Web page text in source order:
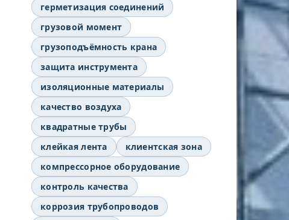
герметизация соединений
грузовой момент
грузоподъёмность крана
защита инструмента
изоляционные материалы
качество воздуха
квадратные трубы
клейкая лента
клиентская зона
компрессорное оборудование
контроль качества
коррозия трубопроводов